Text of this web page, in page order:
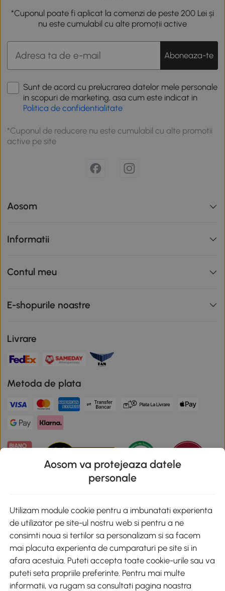
*Cuponul poate fi aplicat la comenzi de peste 200 Lei și
nu este cumulabil cu alte promoții active
Aboneaza-te
Sunt de acord cu prelucrarea datelor mele personale
in scopuri de marketing, asa cum este indicat in
Politica de confidentialitate
*Cuponul de reducere nu este cumulabil cu alte promotii
active pe site
Aosom
Informatii
Contul meu
E-shopurile noastre
Livrare
Metoda de plata
Descarca aplicatia Aosom
Google Play
+40 312294730 clienti@aosom.ro
Romania, Bucureşti Sectorul 2, Str. Barbu Paris Mumuleanu, Nr. 30-
Aosom va protejeaza datele
personale
Utilizam module cookie pentru a imbunatati experienta
de utilizator pe site-ul nostru web si pentru a ne
consimti noua si tertilor sa personalizam si sa facem
mai placuta experienta de cumparaturi pe site si in
afara acestuia. Puteti accepta toate cookie-urile sau va
puteti seta propriile preferinte. Pentru mai multe
informatii, va rugam sa consultati pagina noastra